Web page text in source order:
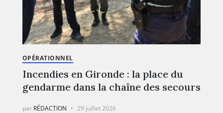
OPÉRATIONNEL
Incendies en Gironde : la place du
gendarme dans la chaîne des secours
par RÉDACTION 29 juillet 2026